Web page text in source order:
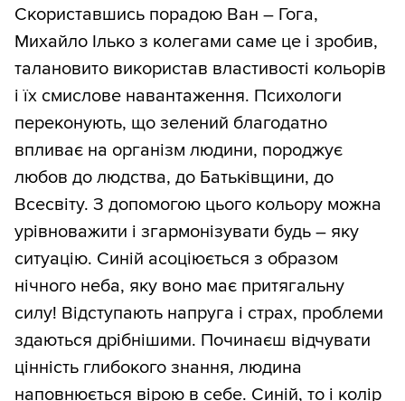
Скориставшись порадою Ван – Гога,
Михайло Ілько з колегами саме це і зробив,
талановито використав властивості кольорів
і їх смислове навантаження. Психологи
переконують, що зелений благодатно
впливає на організм людини, породжує
любов до людства, до Батьківщини, до
Всесвіту. З допомогою цього кольору можна
урівноважити і згармонізувати будь – яку
ситуацію. Синій асоціюється з образом
нічного неба, яку воно має притягальну
силу! Відступають напруга і страх, проблеми
здаються дрібнішими. Починаєш відчувати
цінність глибокого знання, людина
наповнюється вірою в себе. Синій, то і колір